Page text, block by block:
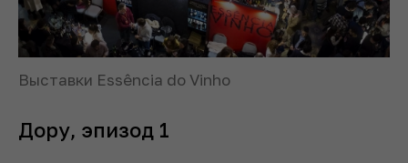
Выставки Essência do Vinho
Дору, эпизод 1